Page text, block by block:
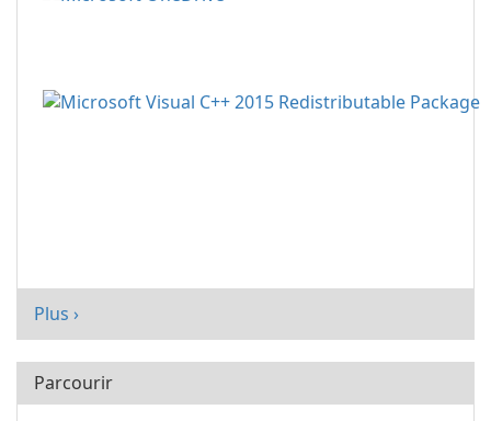
Plus ›
Parcourir